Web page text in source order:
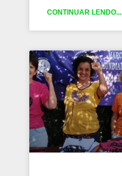
CONTINUAR LENDO...